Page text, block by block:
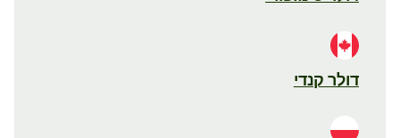
דולר קנדי